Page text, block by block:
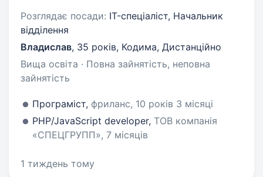
Розглядає посади: IT-спеціаліст, Начальник
відділення
Владислав, 35 років, Кодима, Дистанційно
Вища освіта · Повна зайнятість, неповна
зайнятість
Програміст, фриланс, 10 років 3 місяці
PHP/JavaScript developer, ТОВ компанія
«СПЕЦГРУПП», 7 місяців
1 тиждень тому